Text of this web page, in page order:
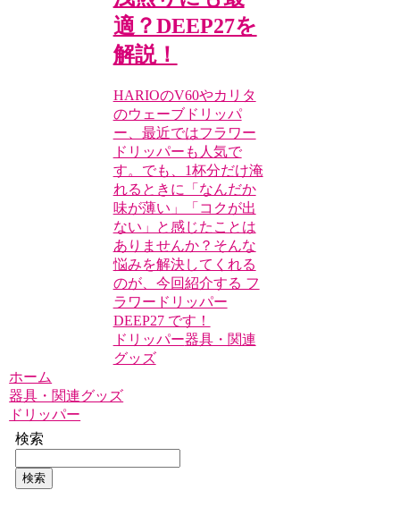
適？DEEP27を
解説！
HARIOのV60やカリタ
のウェーブドリッパ
ー、最近ではフラワー
ドリッパーも人気で
す。でも、1杯分だけ淹
れるときに「なんだか
味が薄い」「コクが出
ない」と感じたことは
ありませんか？そんな
悩みを解決してくれる
のが、今回紹介する フ
ラワードリッパー
DEEP27 です！
ドリッパー器具・関連
グッズ
ホーム
器具・関連グッズ
ドリッパー
検索
検索